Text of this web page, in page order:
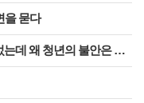
을 묻다
청년의 불안은 줄지 않는가